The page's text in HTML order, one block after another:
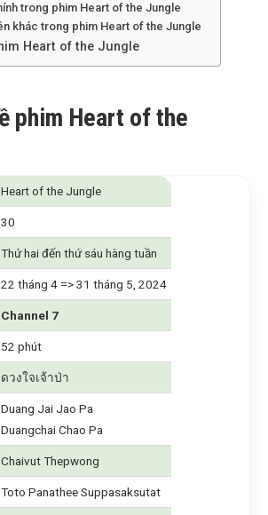
trong phim Heart of the Jungle
khác trong phim Heart of the Jungle
Heart of the Jungle
phim Heart of the
Heart of the Jungle
30
Thứ hai đến thứ sáu hàng tuần
22 tháng 4 => 31 tháng 5, 2024
Channel 7
52 phút
ดวงใจเจ้าป่า
Duang Jai Jao Pa
Duangchai Chao Pa
Chaivut Thepwong
Toto Panathee Suppasaksutat